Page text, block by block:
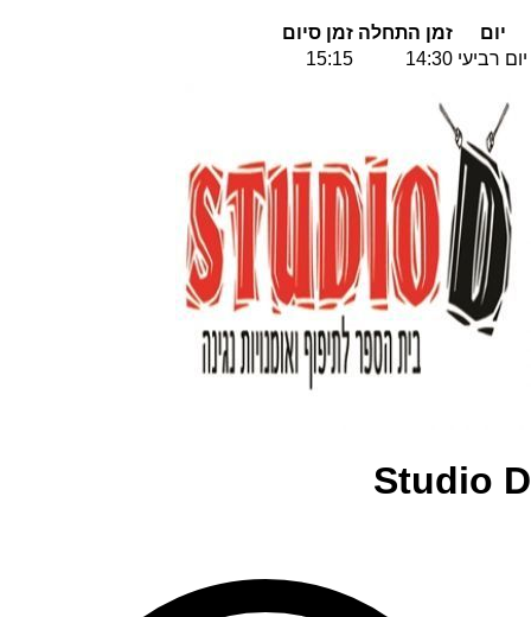
יום זמן התחלה זמן סיום
יום רביעי 14:30
15:15
Studio D